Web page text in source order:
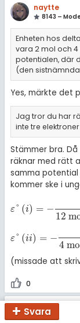
naytte
8143 –
Enheten hos
vara 2 mol och 4
potentialen, där
(den
Yes, märkte det
Jag tror du har
inte tre
Stämmer bra.
räknar med rätt
samma
kommer ske i
ε° (i) = −
12
ε°i =-1486 kJ12
ε° (ii) = −
4
ε°i =-474 kJ4 mol
(missade att
0
Teraeagle
20364 –
Svara